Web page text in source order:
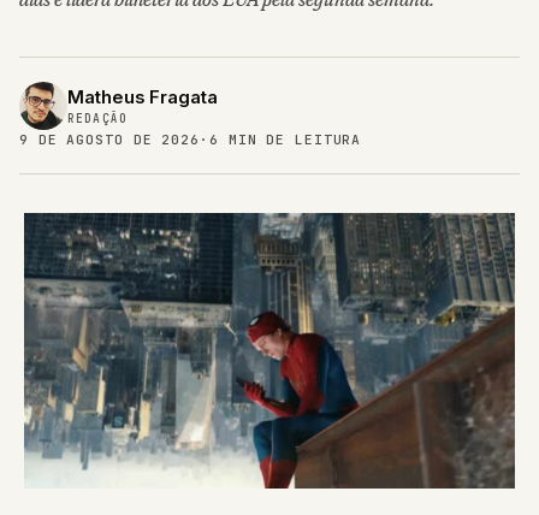
Matheus Fragata
REDAÇÃO
9 DE AGOSTO DE 2026 · 6 MIN DE LEITURA